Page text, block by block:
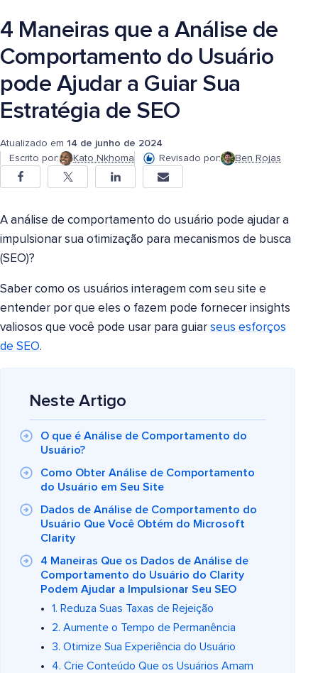
4 Maneiras que a Análise de
Comportamento do Usuário
pode Ajudar a Guiar Sua
Estratégia de SEO
Atualizado em 14 de junho de 2024
Escrito por:
Kato Nkhoma Revisado por: Ben Rojas
A análise de comportamento do usuário pode ajudar a
impulsionar sua otimização para mecanismos de busca
(SEO)?
Saber como os usuários interagem com seu site e
entender por que eles o fazem pode fornecer insights
valiosos que você pode usar para guiar seus esforços
de SEO.
Neste Artigo
O que é Análise de Comportamento do
Usuário?
Como Obter Análise de Comportamento
do Usuário em Seu Site
Dados de Análise de Comportamento do
Usuário Que Você Obtém do Microsoft
Clarity
4 Maneiras Que os Dados de Análise de
Comportamento do Usuário do Clarity
Podem Ajudar a Impulsionar Seu SEO
1. Reduza Suas Taxas de Rejeição
2. Aumente o Tempo de Permanência
3. Otimize Sua Experiência do Usuário
4. Crie Conteúdo Que os Usuários Amam